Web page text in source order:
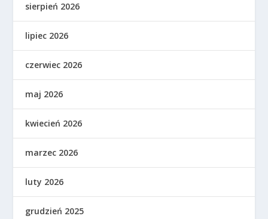
sierpień 2026
lipiec 2026
czerwiec 2026
maj 2026
kwiecień 2026
marzec 2026
luty 2026
grudzień 2025